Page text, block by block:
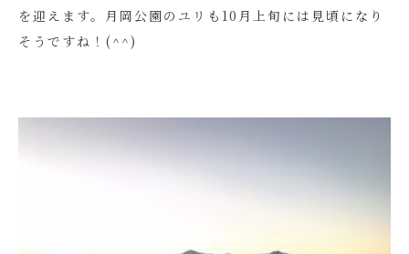
を迎えます。月岡公園のユリも10月上旬には見頃になり
そうですね！(^^)